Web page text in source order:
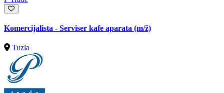
Komercijalista - Serviser kafe aparata (m/ž)
Tuzla